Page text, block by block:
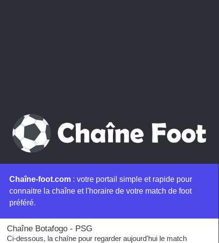
Chaîne-foot.com : votre portail simple et rapide pour
connaitre la chaîne et l'horaire de votre match de foot
préféré.
Chaîne Botafogo - PSG
Ci-dessous, la chaîne pour regarder aujourd'hui le match